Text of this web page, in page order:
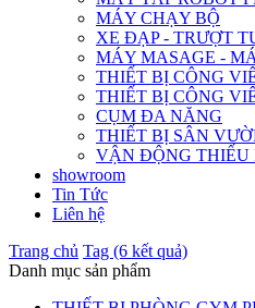
MÁY CHẠY BỘ
XE ĐẠP - TRƯỢT
MÁY MASAGE -
THIẾT BỊ CÔNG
THIẾT BỊ CÔNG
CỤM ĐA NĂNG
THIẾT BỊ SÂN
VẬN ĐỘNG THIẾU
showroom
Tin Tức
Liên hệ
Trang chủ Tag (6 kết quả)
Danh mục sản phẩm